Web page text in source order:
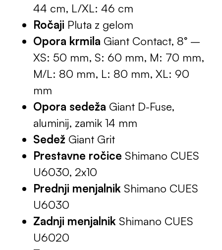
44 cm, L/XL: 46 cm
Ročaji Pluta z gelom
Opora krmila Giant Contact, 8° –
XS: 50 mm, S: 60 mm, M: 70 mm,
M/L: 80 mm, L: 80 mm, XL: 90
mm
Opora sedeža Giant D-Fuse,
aluminij, zamik 14 mm
Sedež Giant Grit
Prestavne ročice Shimano CUES
U6030, 2x10
Prednji menjalnik Shimano CUES
U6030
Zadnji menjalnik Shimano CUES
U6020